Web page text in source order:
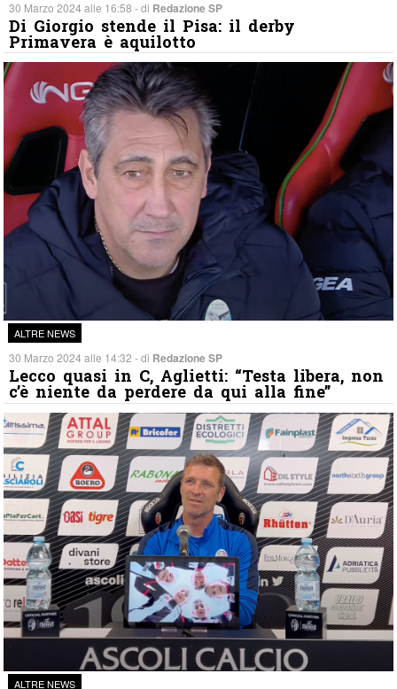
30 Marzo 2024 alle 16:58 - di Redazione SP
Di Giorgio stende il Pisa: il derby
Primavera è aquilotto
ALTRE NEWS
30 Marzo 2024 alle 14:32 - di Redazione SP
Lecco quasi in C, Aglietti: “Testa libera, non
c’è niente da perdere da qui alla fine”
ALTRE NEWS